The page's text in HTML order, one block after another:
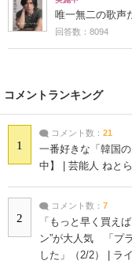
唯一無二の歌声
回答数：8094
コメントランキング
1
コメント数： 21
一番好きな「韓国
中】 | 芸能人 ねと
2
コメント数： 7
「もっと早く買え
ン”が大人気 「プ
した」（2/2） | ラ